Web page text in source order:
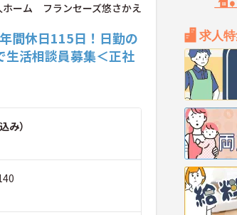
求人
ホーム フランセーズ悠さかえ
間休日115日！日勤の
活相談員募集＜正社
み）